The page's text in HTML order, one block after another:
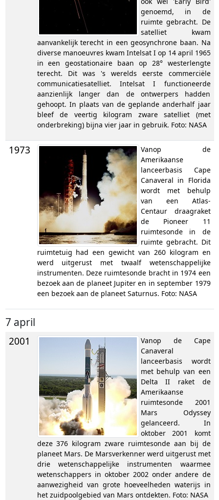
genoemd, in de
ruimte gebracht. De
satelliet kwam
aanvankelijk terecht in een geosynchrone baan. Na
diverse manoeuvres kwam Intelsat I op 14 april 1965
in een geostationaire baan op 28° westerlengte
terecht. Dit was 's werelds eerste commerciële
communicatiesatelliet. Intelsat I functioneerde
aanzienlijk langer dan de ontwerpers hadden
gehoopt. In plaats van de geplande anderhalf jaar
bleef de veertig kilogram zware satelliet (met
onderbreking) bijna vier jaar in gebruik. Foto: NASA
1973
Vanop de
Amerikaanse
lanceerbasis Cape
Canaveral in Florida
wordt met behulp
van een Atlas-
Centaur draagraket
de Pioneer 11
ruimtesonde in de
ruimte gebracht. Dit
ruimtetuig had een gewicht van 260 kilogram en
werd uitgerust met twaalf wetenschappelijke
instrumenten. Deze ruimtesonde bracht in 1974 een
bezoek aan de planeet Jupiter en in september 1979
een bezoek aan de planeet Saturnus. Foto: NASA
7 april
2001
Vanop de Cape
Canaveral
lanceerbasis wordt
met behulp van een
Delta II raket de
Amerikaanse
ruimtesonde 2001
Mars Odyssey
gelanceerd. In
oktober 2001 komt
deze 376 kilogram zware ruimtesonde aan bij de
planeet Mars. De Marsverkenner werd uitgerust met
drie wetenschappelijke instrumenten waarmee
wetenschappers in oktober 2002 onder andere de
aanwezigheid van grote hoeveelheden waterijs in
het zuidpoolgebied van Mars ontdekten. Foto: NASA